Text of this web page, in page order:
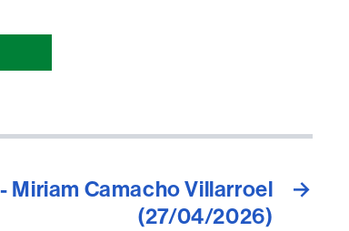
→
Miriam Camacho Villarroel
(27/04/2026)